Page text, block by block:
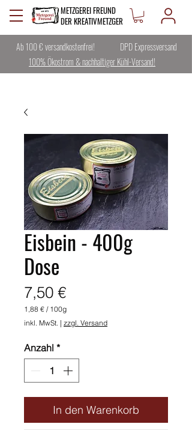
METZGEREI FREUND
DER KREATIVMETZGER
Ab 100 € versandkostenfrei!
DPD Expressversand
100% Ökostrom & nachhaltiger Kühl-Versand!
Eisbein - 400g
Dose
7,50 €Preis
1,88 € / 100g
1,88 €
pro
Gramm
inkl. MwSt. | zzgl. Versand
Anzahl *
In den Warenkorb